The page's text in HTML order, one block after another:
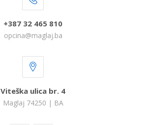
+387 32 465 810
opcina@maglaj.ba
Viteška ulica br. 4
Maglaj 74250 | BA